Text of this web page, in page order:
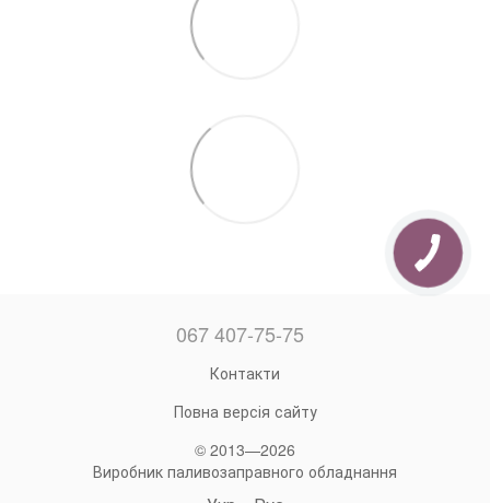
067 407-75-75
Контакти
Повна версія сайту
© 2013—2026
Виробник паливозаправного обладнання